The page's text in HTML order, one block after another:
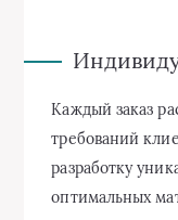
Каждый заказ
требований
разработку
оптимальных